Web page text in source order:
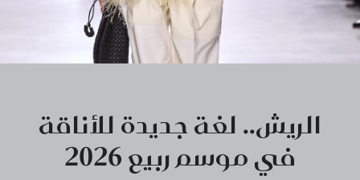
الريش.. لغة جديدة للأناقة
في موسم ربيع 2026